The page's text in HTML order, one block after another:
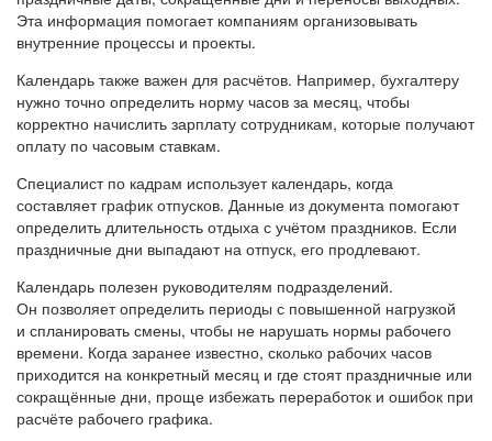
Эта информация помогает компаниям организовывать
внутренние процессы и проекты.
Календарь также важен для расчётов. Например, бухгалтеру
нужно точно определить норму часов за месяц, чтобы
корректно начислить зарплату сотрудникам, которые получают
оплату по часовым ставкам.
Специалист по кадрам использует календарь, когда
составляет график отпусков. Данные из документа помогают
определить длительность отдыха с учётом праздников. Если
праздничные дни выпадают на отпуск, его продлевают.
Календарь полезен руководителям подразделений.
Он позволяет определить периоды с повышенной нагрузкой
и спланировать смены, чтобы не нарушать нормы рабочего
времени. Когда заранее известно, сколько рабочих часов
приходится на конкретный месяц и где стоят праздничные или
сокращённые дни, проще избежать переработок и ошибок при
расчёте рабочего графика.